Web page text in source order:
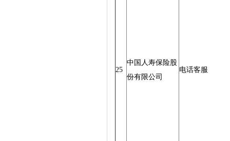
25
中国人寿保险股
份有限公司
电话客服